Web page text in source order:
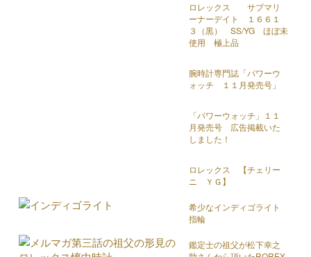
ロレックス サブマリ
ーナーデイト １６６１
３（黒） SS/YG ほぼ未
使用 極上品
腕時計専門誌「パワーウ
ォッチ １１月発売号」
「パワーウォッチ」１１
月発売号 広告掲載いた
しました！
ロレックス 【チェリー
ニ ＹＧ】
希少なインディゴライト
指輪
鑑定士の祖父が松下幸之